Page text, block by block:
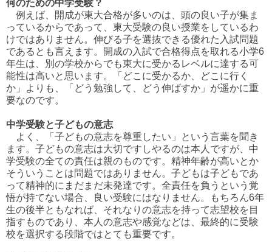
何のための中学受験？
例えば、開成が東大合格が多いのは、頭の良い子が集ま
っているからであって、東大受験の良い授業をしているわ
けではありません。伸びる子を選抜できる優れた入試問題
であるとも言えます。開成の入試で合格得点を取れる小学6
年生は、別の学校からでも東大に受かるレベルに達する可
能性は高いと思います。「どこに受かるか、どこに行く
か」よりも、「どう勉強して、どう伸ばすか」が遥かに重
要なのです。
中学受験と子どもの意志
よく、「子どもの意志を尊重したい」という言葉を聞き
ます。子どもの意志は大切ですしやるのは本人ですが、中
学受験の全ての責任は親のものです。精神年齢が高いとか
そういうことは問題ではありません。子どもは子どもであ
って精神的にまだまだ未発達です。全責任を負うという覚
悟が持てない場合、良い受験にはなりません。もちろん6年
生の後半ともなれば、それなりの意志を持って志望校を目
指すものであり、本人の意志や感覚などは、最終的に受験
校を選択する段階ではとても重要です。